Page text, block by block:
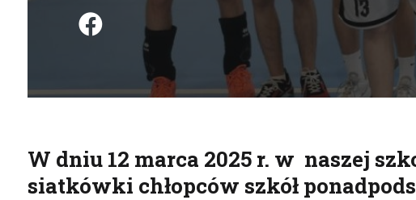
Podziel się na FB
W dniu 12 marca 2025 r. w naszej
siatkówki chłopców szkół